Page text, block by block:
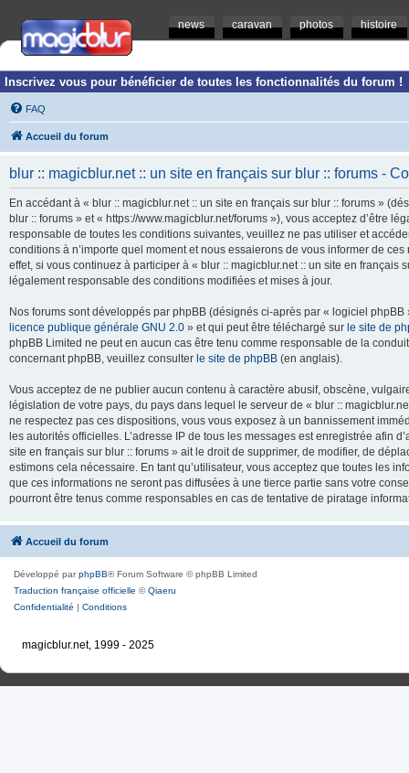
news caravan photos histoire
Inscrivez vous pour bénéficier de toutes les fonctionnalités du forum !
FAQ
Accueil du forum
blur :: magicblur.net :: un site en français sur blur :: forums -
En accédant à « blur :: magicblur.net :: un site en français sur blur :: forums »
blur :: forums » et « https://www.magicblur.net/forums »), vous acceptez d’être
responsable de toutes les conditions suivantes, veuillez ne pas utiliser et
conditions à n’importe quel moment et nous essaierons de vous informer de
effet, si vous continuez à participer à « blur :: magicblur.net :: un site en
légalement responsable des conditions modifiées et mises à jour.
Nos forums sont développés par phpBB (désignés ci-après par « logiciel
licence publique générale GNU 2.0 » et qui peut être téléchargé sur le site de
phpBB Limited ne peut en aucun cas être tenu comme responsable de la
concernant phpBB, veuillez consulter le site de phpBB (en anglais).
Vous acceptez de ne publier aucun contenu à caractère abusif, obscène,
législation de votre pays, du pays dans lequel le serveur de « blur ::
ne respectez pas ces dispositions, vous vous exposez à un bannissement
les autorités officielles. L’adresse IP de tous les messages est enregistrée afin
site en français sur blur :: forums » ait le droit de supprimer, de modifier, de
estimons cela nécessaire. En tant qu’utilisateur, vous acceptez que toutes les
que ces informations ne seront pas diffusées à une tierce partie sans votre
pourront être tenus comme responsables en cas de tentative de piratage
Accueil du forum
Développé parphpBB® Forum Software © phpBB Limited
Traduction française officielle ©Qiaeru
Confidentialité | Conditions
magicblur.net, 1999 - 2025